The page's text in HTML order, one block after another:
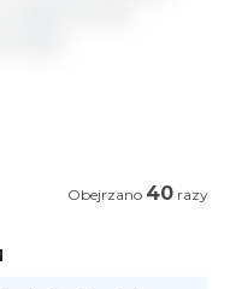
gastronomii
Obejrzano 40 razy